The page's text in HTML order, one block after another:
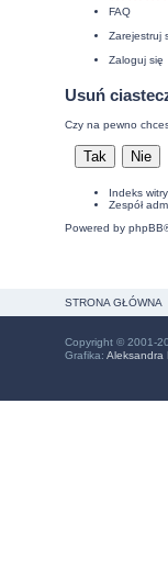
FAQ
Zarejestruj
Zaloguj się
Usuń
Czy na pewno
Indeks
Zespół
Powered by phpBB
STRONA GŁÓWNA
Copyright © 2001-
Grafika: Aleksandra